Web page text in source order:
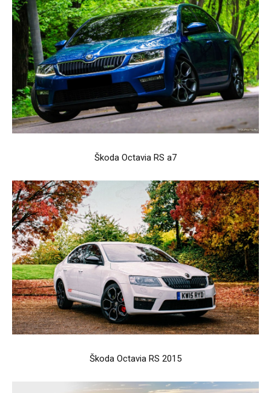
Škoda Octavia RS a7
Škoda Octavia RS 2015